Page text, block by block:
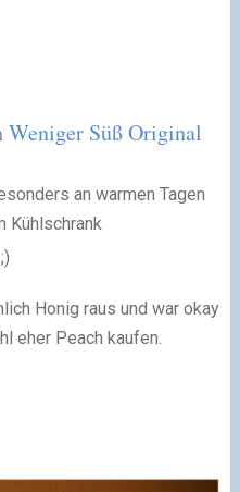
Süß Original
an warmen Tagen
Kühlschrank
Honig raus und war okay
eher Peach kaufen.